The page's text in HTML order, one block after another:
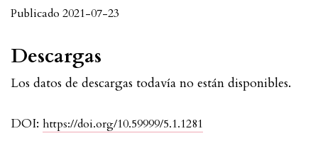
DOI: https://doi.org/10.59999/5.1.1281
Publicado 2021-07-23
Descargas
Los datos de descargas todavía no están disponibles.